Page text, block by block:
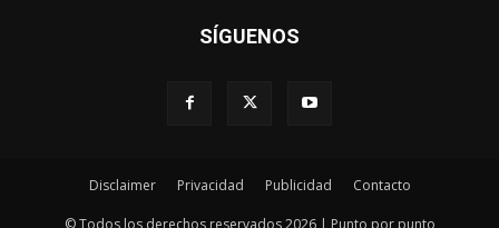
SÍGUENOS
Disclaimer Privacidad Publicidad Contacto
© Todos los derechos reservados 2026 | Punto por punto